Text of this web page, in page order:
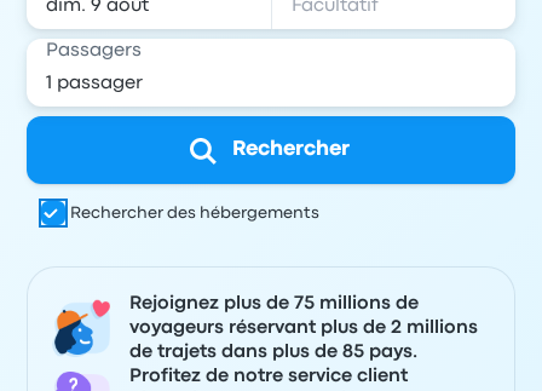
Passagers
Rechercher
Rechercher des hébergements
Rejoignez plus de 75 millions de
voyageurs réservant plus de 2 millions
de trajets dans plus de 85 pays.
Profitez de notre service client